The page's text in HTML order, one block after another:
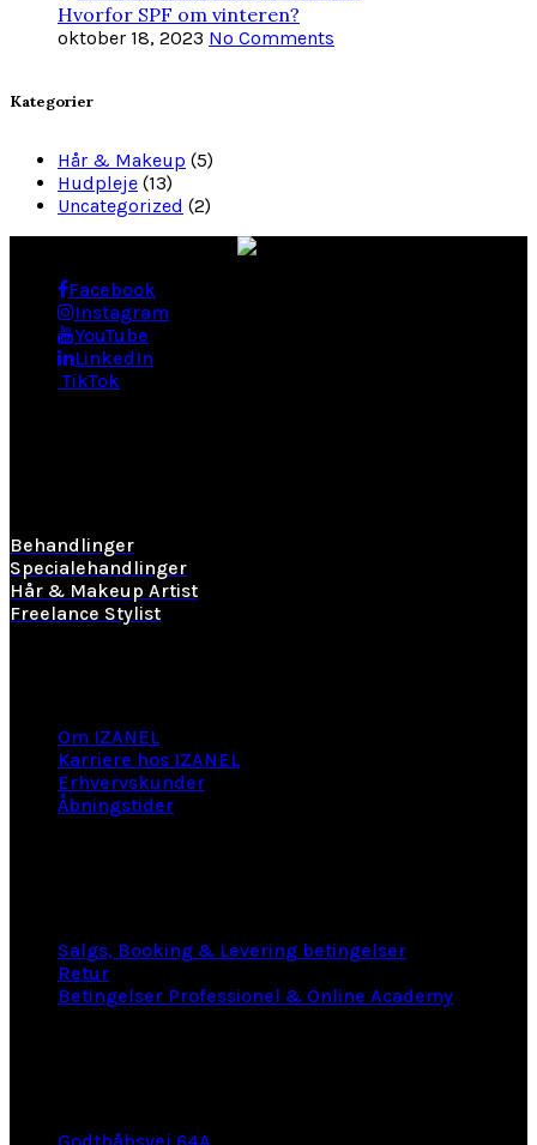
Hvorfor SPF om vinteren?
oktober 18, 2023 No Comments
Kategorier
Hår & Makeup (5)
Hudpleje (13)
Uncategorized (2)
Facebook
Instagram
YouTube
LinkedIn
TikTok
Behandlinger
Specialehandlinger
Hår & Makeup Artist
Freelance Stylist
Om IZANEL
Karriere hos IZANEL
Erhvervskunder
Åbningstider
Salgs, Booking & Levering betingelser
Retur
Betingelser Professionel & Online Academy